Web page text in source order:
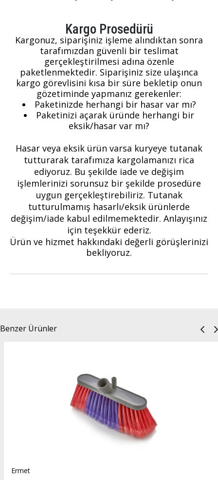
Kargo Prosedürü
Kargonuz, siparişiniz işleme alındıktan sonra
tarafımızdan güvenli bir teslimat
gerçekleştirilmesi adına özenle
paketlenmektedir. Siparişiniz size ulaşınca
kargo görevlisini kısa bir süre bekletip onun
gözetiminde yapmanız gerekenler:
Paketinizde herhangi bir hasar var mı?
Paketinizi açarak üründe herhangi bir
eksik/hasar var mı?
Hasar veya eksik ürün varsa kuryeye tutanak
tutturarak tarafımıza kargolamanızı rica
ediyoruz. Bu şekilde iade ve değişim
işlemlerinizi sorunsuz bir şekilde prosedüre
uygun gerçekleştirebiliriz. Tutanak
tutturulmamış hasarlı/eksik ürünlerde
değişim/iade kabul edilmemektedir. Anlayışınız
için teşekkür ederiz.
Ürün ve hizmet hakkındaki değerli görüşlerinizi
bekliyoruz.
Benzer Ürünler
Ermet